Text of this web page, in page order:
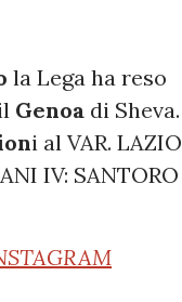
la Lega ha reso
Genoa di Sheva.
i al VAR. LAZIO
IV: SANTORO